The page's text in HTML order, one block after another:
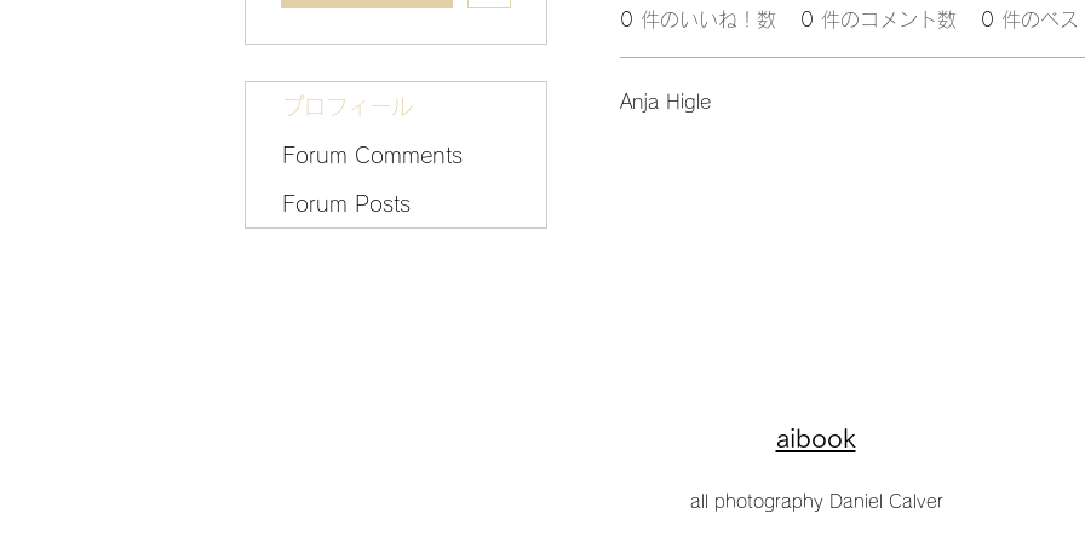
0 件のいいね！数 0 件のコメント数 0 件のベス
Anja Higle
プロフィール
Forum Comments
Forum Posts
aibook
all photography Daniel Calver